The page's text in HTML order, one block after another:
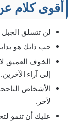
أقوى كلام
لن تتسلق
حب ذاتك هو
الخوف العميق
إلى آراء الآخرين.
الأشخاص
لآخر.
عليك أن تنمو